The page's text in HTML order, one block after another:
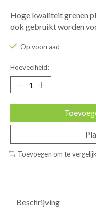
Hoge kwaliteit grenen
ook gebruikt worden
Op voorraad
Hoeveelheid:
Toevoegen om te
Beschrijving